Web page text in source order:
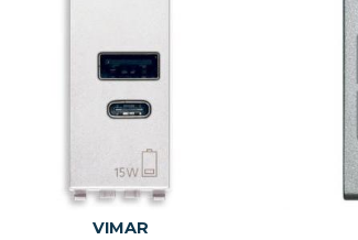
VIMAR